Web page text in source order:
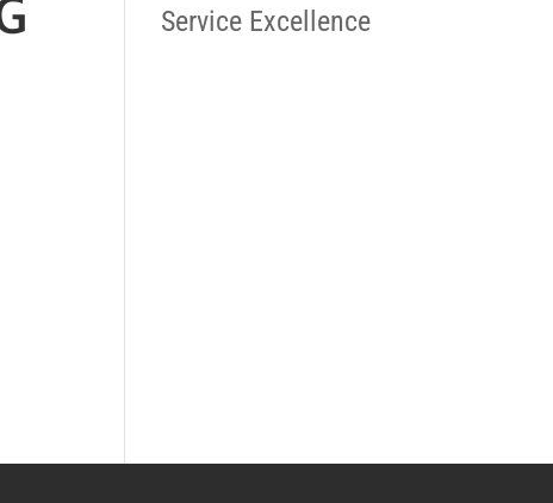
Service Excellence